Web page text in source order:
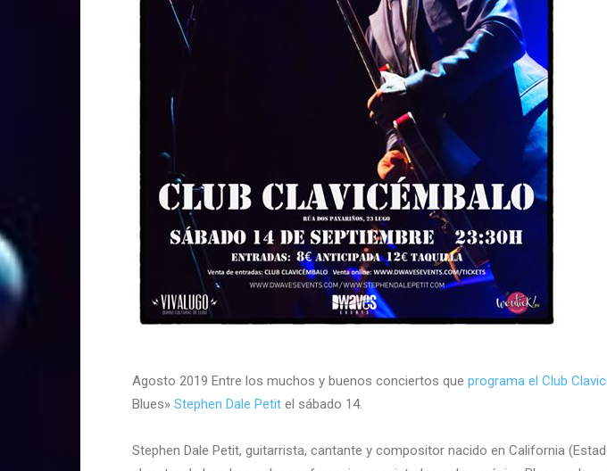
Agosto 2019 Entre los muchos y buenos conciertos que programa el Club
Blues» Stephen Dale Petit el sábado 14.
Stephen Dale Petit, guitarrista, cantante y compositor nacido en California